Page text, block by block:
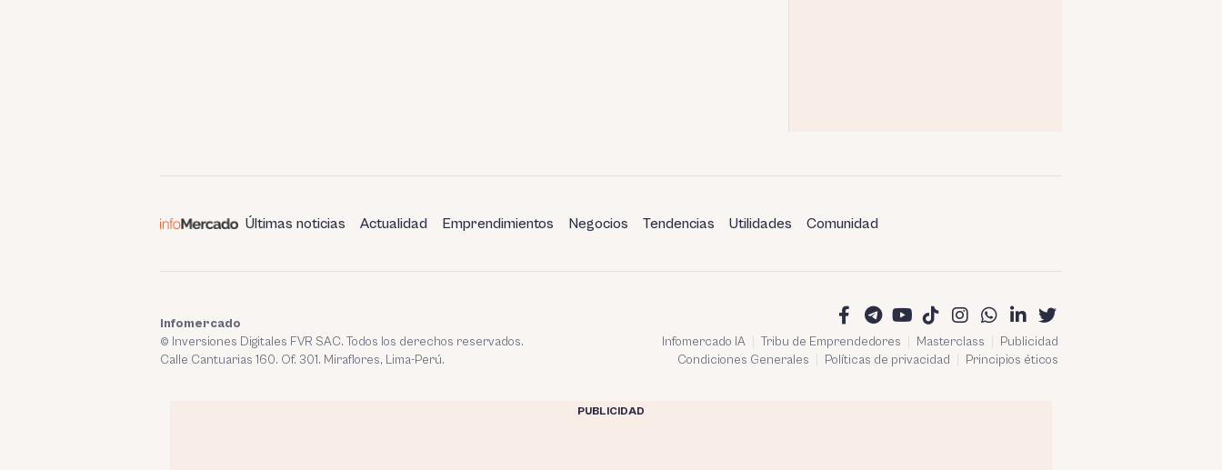
Últimas noticias Actualidad Emprendimientos Negocios Tendencias Utilidades Comunidad
Infomercado IA Tribu de Emprendedores Masterclass
Publicidad
Condiciones Generales
Políticas de privacidad Principios éticos
Infomercado
© Inversiones Digitales FVR SAC. Todos los derechos reservados.
Calle Cantuarias 160. Of. 301. Miraflores, Lima-Perú.
PUBLICIDAD